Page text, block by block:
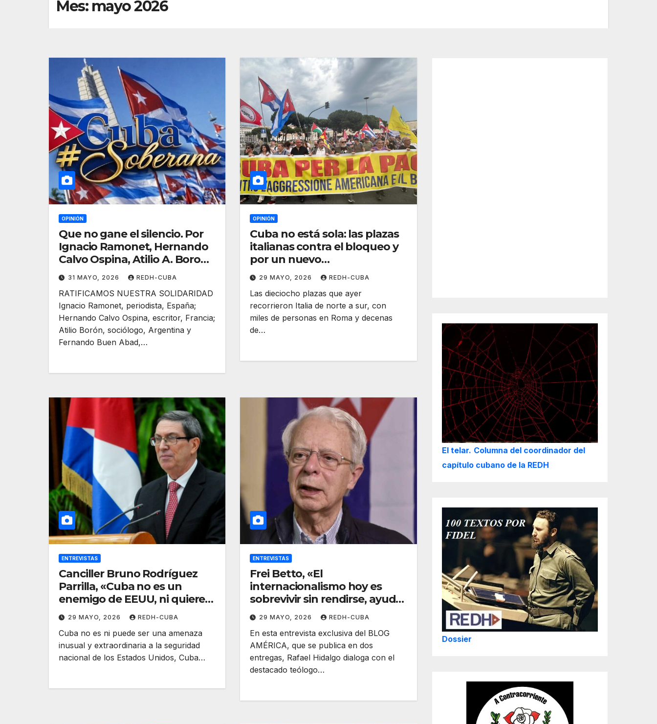
Mes: mayo 2026
OPINIÓN
Que no gane el silencio. Por
Ignacio Ramonet, Hernando
Calvo Ospina, Atilio A. Boron,
Fernando Buen Abad
Domínguez
31 MAYO, 2026 REDH-CUBA
RATIFICAMOS NUESTRA SOLIDARIDAD
Ignacio Ramonet, periodista, España;
Hernando Calvo Ospina, escritor, Francia;
Atilio Borón, sociólogo, Argentina y
Fernando Buen Abad,…
OPINIÓN
Cuba no está sola: las plazas
italianas contra el bloqueo y
por un nuevo
internacionalismo de paz. Por
Luciano Vasapollo
29 MAYO, 2026 REDH-CUBA
Las dieciocho plazas que ayer
recorrieron Italia de norte a sur, con
miles de personas en Roma y decenas
de…
ENTREVISTAS
Canciller Bruno Rodríguez
Parrilla, «Cuba no es un
enemigo de EEUU, ni quiere
serlo»
29 MAYO, 2026 REDH-CUBA
Cuba no es ni puede ser una amenaza
inusual y extraordinaria a la seguridad
nacional de los Estados Unidos, Cuba…
ENTREVISTAS
Frei Betto, «El
internacionalismo hoy es
sobrevivir sin rendirse, ayudar
sin subyugar y desarrollarse
sin perder el alma.»
29 MAYO, 2026 REDH-CUBA
En esta entrevista exclusiva del BLOG
AMÉRICA, que se publica en dos
entregas, Rafael Hidalgo dialoga con el
destacado teólogo…
El telar. Columna del coordinador del
capítulo cubano de la REDH
Dossier